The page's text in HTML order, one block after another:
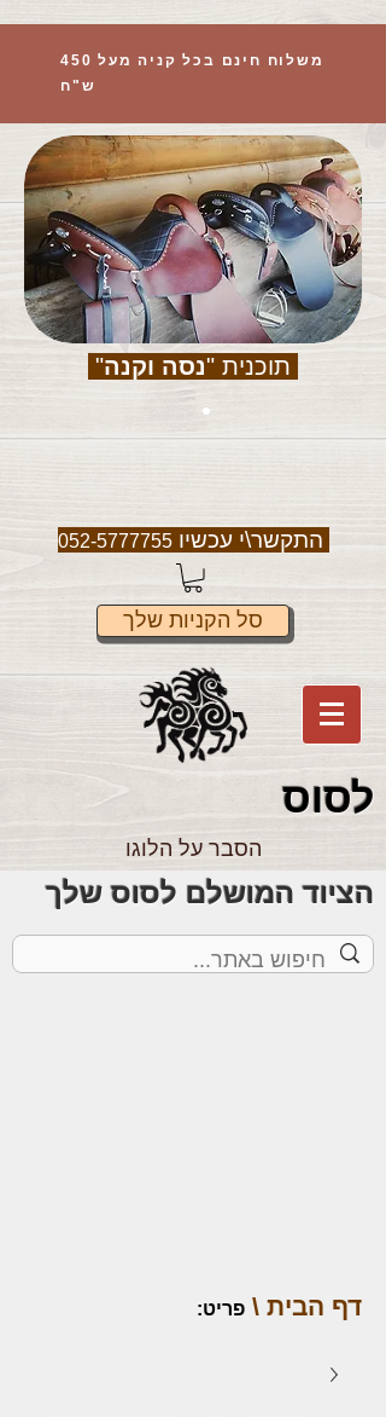
משלוח חינם בכל קניה מעל 450
ש"ח
תוכנית "נסה וקנה"
התקשר\י עכשיו052-5777755
סל הקניות שלך
לסוס
הסבר על הלוגו
הציוד המושלם לסוס שלך
דף הבית \ פריט: